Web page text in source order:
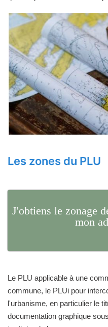
Les zones du PLU
J'obtiens le zonage
mon
Le PLU applicable à une
commune, le PLUi pour
l'urbanisme, en particulier le
documentation graphique